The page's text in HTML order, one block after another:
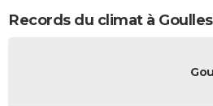
Records du climat à